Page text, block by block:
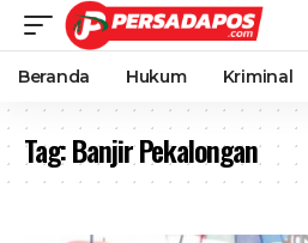
Beranda Hukum Kriminal
Tag:Banjir Pekalongan